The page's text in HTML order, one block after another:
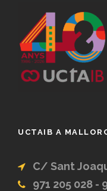
UCTAIB A
C/ Sant
971 205 028 -